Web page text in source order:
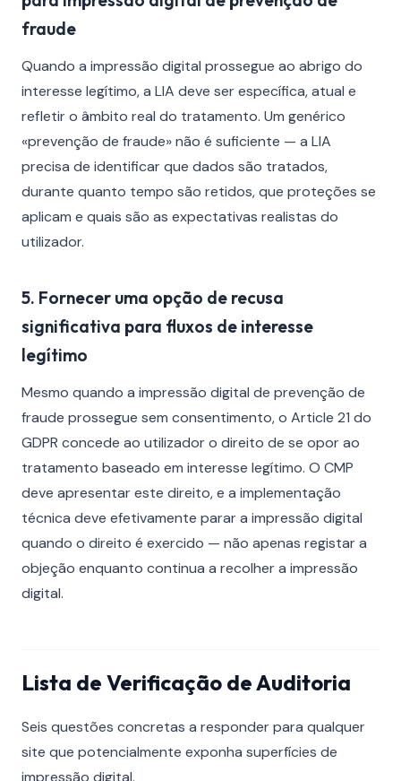
fraude
Quando a impressão digital prossegue ao abrigo do
interesse legítimo, a LIA deve ser específica, atual e
refletir o âmbito real do tratamento. Um genérico
«prevenção de fraude» não é suficiente — a LIA
precisa de identificar que dados são tratados,
durante quanto tempo são retidos, que proteções se
aplicam e quais são as expectativas realistas do
utilizador.
5. Fornecer uma opção de recusa
significativa para fluxos de interesse
legítimo
Mesmo quando a impressão digital de prevenção de
fraude prossegue sem consentimento, o Article 21 do
GDPR concede ao utilizador o direito de se opor ao
tratamento baseado em interesse legítimo. O CMP
deve apresentar este direito, e a implementação
técnica deve efetivamente parar a impressão digital
quando o direito é exercido — não apenas registar a
objeção enquanto continua a recolher a impressão
digital.
Lista de Verificação de Auditoria
Seis questões concretas a responder para qualquer
site que potencialmente exponha superfícies de
impressão digital.